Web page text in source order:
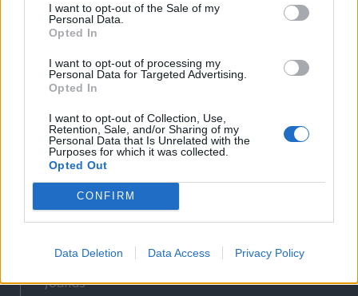
I want to opt-out of the Sale of my
Personal Data.
Opted In
I want to opt-out of processing my
Personal Data for Targeted Advertising.
Opted In
I want to opt-out of Collection, Use,
Retention, Sale, and/or Sharing of my
Personal Data that Is Unrelated with the
Purposes for which it was collected.
Opted Out
CONFIRM
Data Deletion Data Access Privacy Policy
Sütibeállítások
Médiatér
Liget
Krónika
Bihari Napló
Erdélyi Napló
Főtér
Rádió GaGa
Jóállás